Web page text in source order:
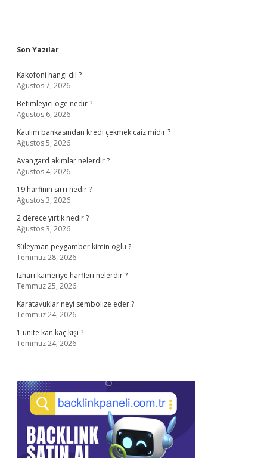
Sidebar
Son Yazılar
Kakofoni hangi dil ?
Ağustos 7, 2026
Betimleyici öge nedir ?
Ağustos 6, 2026
Katılım bankasından kredi çekmek caiz midir ?
Ağustos 5, 2026
Avangard akımlar nelerdir ?
Ağustos 4, 2026
19 harfinin sırrı nedir ?
Ağustos 3, 2026
2 derece yırtık nedir ?
Ağustos 3, 2026
Süleyman peygamber kimin oğlu ?
Temmuz 28, 2026
Izharı kameriye harfleri nelerdir ?
Temmuz 25, 2026
Karatavuklar neyi sembolize eder ?
Temmuz 24, 2026
1 ünite kan kaç kişi ?
Temmuz 24, 2026